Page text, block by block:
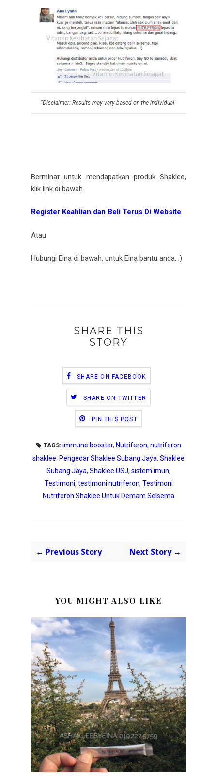
"Disclaimer: Results may vary based on the individual"
Berminat untuk mendapatkan produk Shaklee,
klik link di bawah.
Register Keahlian dan Beli Terus Di Website
Atau
Hubungi Eina di bawah, untuk Eina bantu anda. ;)
SHARE THIS
STORY
SHARE ON FACEBOOK
SHARE ON TWITTER
PIN THIS POST
TAGS: immune booster, Nutriferon, nutriferon
shaklee, Pengedar Shaklee Subang Jaya, Shaklee
Subang Jaya, Shaklee USJ, sistem imun,
Testimoni, testimoni nutriferon, Testimoni
Nutriferon Shaklee Untuk Demam Selsema
← Previous Story Next Story →
YOU MIGHT ALSO LIKE